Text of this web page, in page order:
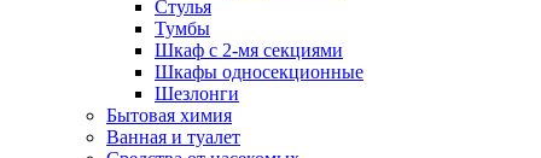
Стулья
Тумбы
Шкаф с 2-мя секциями
Шкафы односекционные
Шезлонги
Бытовая химия
Ванная и туалет